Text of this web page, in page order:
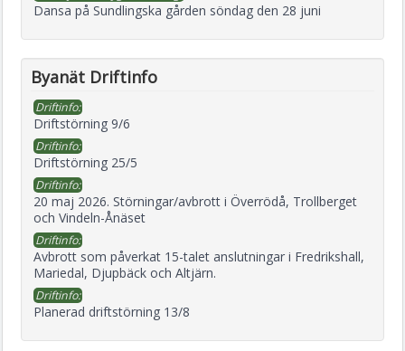
Dansa på Sundlingska gården söndag den 28 juni
Byanät Driftinfo
Driftinfo:
Driftstörning 9/6
Driftinfo:
Driftstörning 25/5
Driftinfo:
20 maj 2026. Störningar/avbrott i Överrödå, Trollberget
och Vindeln-Ånäset
Driftinfo:
Avbrott som påverkat 15-talet anslutningar i Fredrikshall,
Mariedal, Djupbäck och Altjärn.
Driftinfo:
Planerad driftstörning 13/8